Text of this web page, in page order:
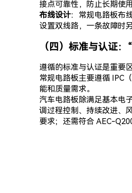
接点可靠性，防止长期使
布线设计：常规电路板布
设置双线路，一条故障时
（四）标准与认证
遵循的标准与认证是重要
常规电路板主要遵循 IPC
能和质量需求。
汽车电路板除满足基本电
调过程控制、持续改进、
要求；还需符合 AEC-